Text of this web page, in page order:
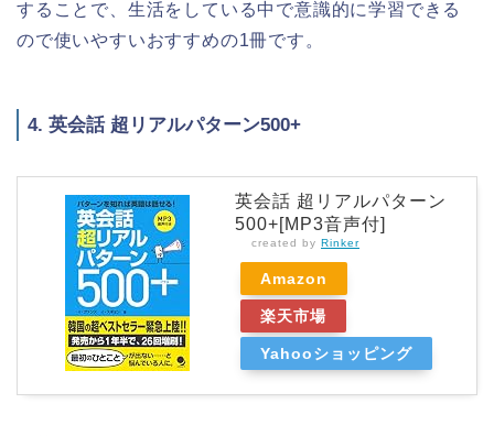
することで、生活をしている中で意識的に学習できる
ので使いやすいおすすめの1冊です。
4. 英会話 超リアルパターン500+
英会話 超リアルパターン
500+[MP3音声付]
created by Rinker
Amazon
楽天市場
Yahooショッピング